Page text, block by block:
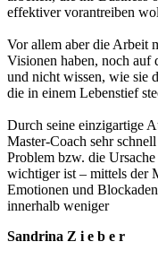
effektiver vorantreiben
Vor allem aber die Arbeit
Visionen haben, noch auf
und nicht wissen, wie sie
die in einem Lebenstief
Durch seine einzigartige
Master-Coach sehr
Problem bzw. die
wichtiger ist – mittels der
Emotionen und
innerhalb weniger
Sandrina Z i e b e r